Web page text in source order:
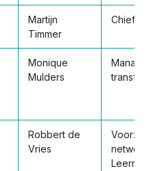
Martijn
Timmer
Chief
Monique
Mulders
Robbert de
Vries
netwerk